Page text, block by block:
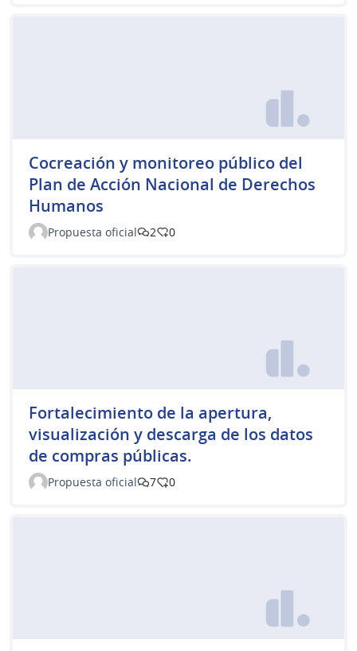
Cocreación y monitoreo público del
Plan de Acción Nacional de Derechos
Humanos
Propuesta oficial 2 0
Fortalecimiento de la apertura,
visualización y descarga de los datos
de compras públicas.
Propuesta oficial 7 0